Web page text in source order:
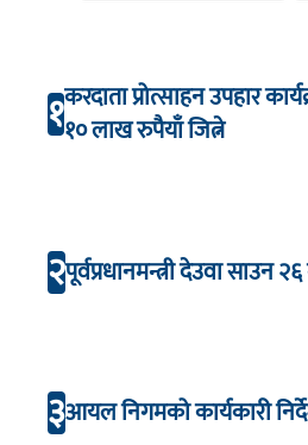
१करदाता प्रोत्साहन उपहार
१० लाख रुपैयाँ जित्ने
२पूर्वप्रधानमन्त्री देउवा साउन
३आयल निगमको कार्यकारी